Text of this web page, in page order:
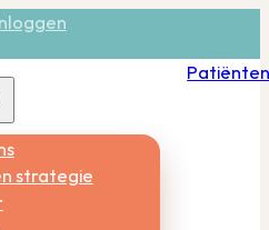
strategie